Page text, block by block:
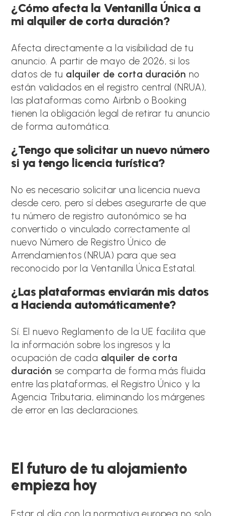
¿Cómo afecta la Ventanilla Única a
mi alquiler de corta duración?
Afecta directamente a la visibilidad de tu
anuncio. A partir de mayo de 2026, si los
datos de tu alquiler de corta duración no
están validados en el registro central (NRUA),
las plataformas como Airbnb o Booking
tienen la obligación legal de retirar tu anuncio
de forma automática.
¿Tengo que solicitar un nuevo número
si ya tengo licencia turística?
No es necesario solicitar una licencia nueva
desde cero, pero sí debes asegurarte de que
tu número de registro autonómico se ha
convertido o vinculado correctamente al
nuevo Número de Registro Único de
Arrendamientos (NRUA) para que sea
reconocido por la Ventanilla Única Estatal.
¿Las plataformas enviarán mis datos
a Hacienda automáticamente?
Sí. El nuevo Reglamento de la UE facilita que
la información sobre los ingresos y la
ocupación de cada alquiler de corta
duración se comparta de forma más fluida
entre las plataformas, el Registro Único y la
Agencia Tributaria, eliminando los márgenes
de error en las declaraciones.
El futuro de tu alojamiento
empieza hoy